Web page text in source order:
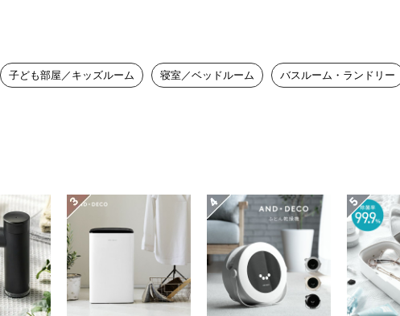
子ども部屋／キッズルーム 寝室／ベッドルーム バスルーム・ランドリー